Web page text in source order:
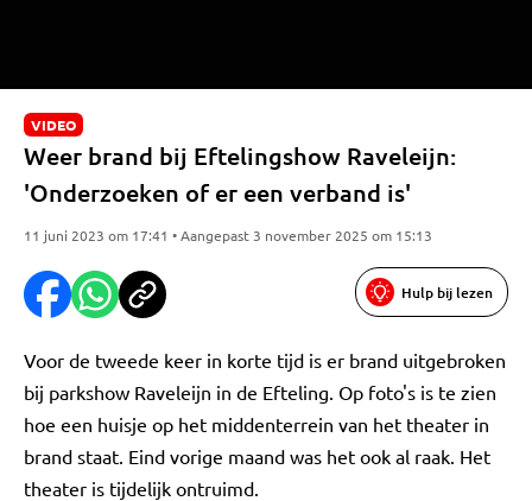
VIDEO
Weer brand bij Eftelingshow Raveleijn:
'Onderzoeken of er een verband is'
11 juni 2023 om 17:41 • Aangepast 3 november 2025 om 15:13
Hulp bij lezen
Voor de tweede keer in korte tijd is er brand uitgebroken
bij parkshow Raveleijn in de Efteling. Op foto's is te zien
hoe een huisje op het middenterrein van het theater in
brand staat. Eind vorige maand was het ook al raak. Het
theater is tijdelijk ontruimd.